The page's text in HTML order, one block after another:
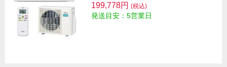
199,778円 (税込)
発送目安：5営業日